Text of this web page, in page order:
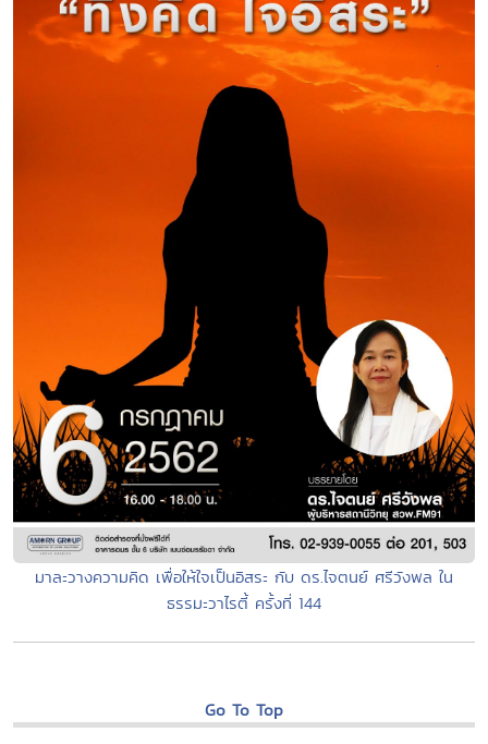
มาละวางความคิด เพื่อให้ใจเป็นอิสระ กับ ดร.ไจตนย์ ศรีวังพล ใน
ธรรมะวาไรตี้ ครั้งที่ 144
Go To Top